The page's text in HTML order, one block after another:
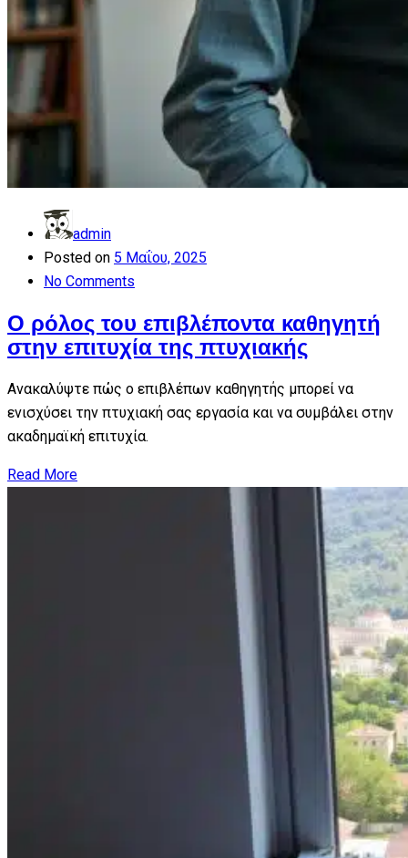
admin
Posted on 5 Μαΐου, 2025
No Comments
Ο ρόλος του επιβλέποντα καθηγητή
στην επιτυχία της πτυχιακής
Ανακαλύψτε πώς ο επιβλέπων καθηγητής μπορεί να
ενισχύσει την πτυχιακή σας εργασία και να συμβάλει στην
ακαδημαϊκή επιτυχία.
Read More